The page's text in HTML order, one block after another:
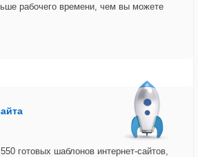
рабочего времени, чем вы можете
готовых шаблонов интернет-сайтов,